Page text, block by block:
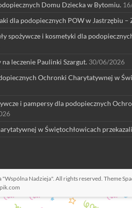
Domu Dziecka w Bytomiu.
dla podopiecznych POW w Jastrzębiu –
spożywcze i kosmetyki dla
leczenie Paulinki Szargut. 30/06/2026
Ochronki Charytatywnej w
i pampersy dla podopiecznych
w Świętochłowicach
"Wspólna Nadzieja". All rights reserved. Theme